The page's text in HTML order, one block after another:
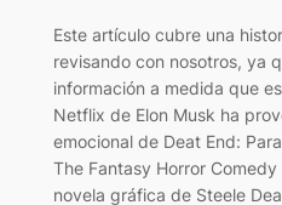
Este artículo cubre una
revisando con nosotros, ya
información a medida que
Netflix de Elon Musk ha
emocional de Deat End:
The Fantasy Horror
novela gráfica de Steele